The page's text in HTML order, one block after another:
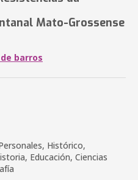
Mato-Grossense
barros
Histórico,
Educación, Ciencias